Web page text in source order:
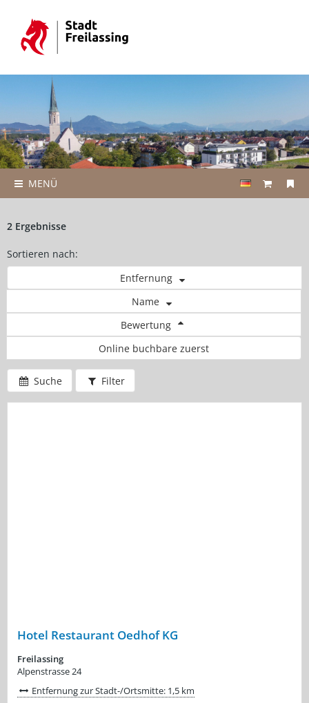
MENÜ
2 Ergebnisse
Sortieren nach:
Entfernung
Name
Bewertung
Online buchbare zuerst
Suche Filter
Hotel Restaurant Oedhof KG
Freilassing
Alpenstrasse 24
Entfernung zur Stadt-/Ortsmitte: 1,5 km